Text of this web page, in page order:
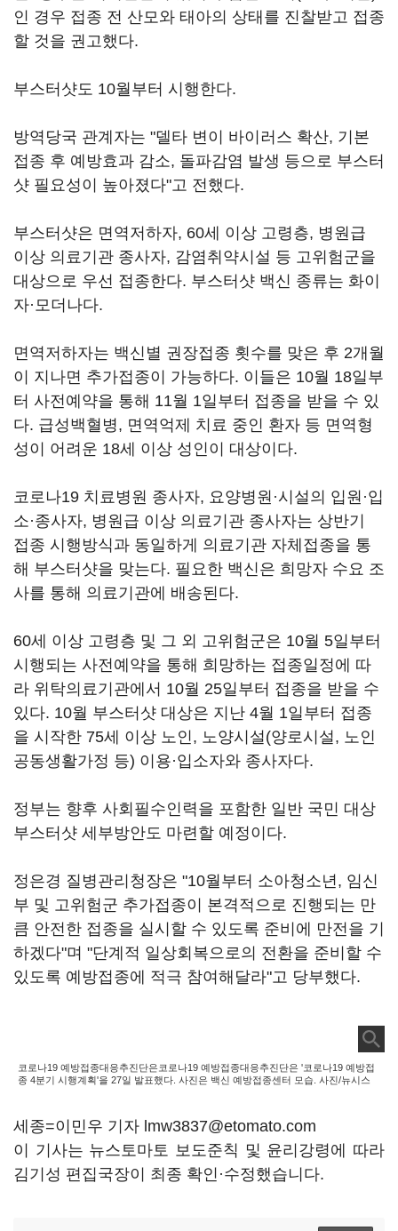
인 경우 접종 전 산모와 태아의 상태를 진찰받고 접종
할 것을 권고했다.
부스터샷도 10월부터 시행한다.
방역당국 관계자는 "델타 변이 바이러스 확산, 기본
접종 후 예방효과 감소, 돌파감염 발생 등으로 부스터
샷 필요성이 높아졌다"고 전했다.
부스터샷은 면역저하자, 60세 이상 고령층, 병원급
이상 의료기관 종사자, 감염취약시설 등 고위험군을
대상으로 우선 접종한다. 부스터샷 백신 종류는 화이
자·모더나다.
면역저하자는 백신별 권장접종 횟수를 맞은 후 2개월
이 지나면 추가접종이 가능하다. 이들은 10월 18일부
터 사전예약을 통해 11월 1일부터 접종을 받을 수 있
다. 급성백혈병, 면역억제 치료 중인 환자 등 면역형
성이 어려운 18세 이상 성인이 대상이다.
코로나19 치료병원 종사자, 요양병원·시설의 입원·입
소·종사자, 병원급 이상 의료기관 종사자는 상반기
접종 시행방식과 동일하게 의료기관 자체접종을 통
해 부스터샷을 맞는다. 필요한 백신은 희망자 수요 조
사를 통해 의료기관에 배송된다.
60세 이상 고령층 및 그 외 고위험군은 10월 5일부터
시행되는 사전예약을 통해 희망하는 접종일정에 따
라 위탁의료기관에서 10월 25일부터 접종을 받을 수
있다. 10월 부스터샷 대상은 지난 4월 1일부터 접종
을 시작한 75세 이상 노인, 노양시설(양로시설, 노인
공동생활가정 등) 이용·입소자와 종사자다.
정부는 향후 사회필수인력을 포함한 일반 국민 대상
부스터샷 세부방안도 마련할 예정이다.
정은경 질병관리청장은 "10월부터 소아청소년, 임신
부 및 고위험군 추가접종이 본격적으로 진행되는 만
큼 안전한 접종을 실시할 수 있도록 준비에 만전을 기
하겠다"며 "단계적 일상회복으로의 전환을 준비할 수
있도록 예방접종에 적극 참여해달라"고 당부했다.
코로나19 예방접종대응추진단은코로나19 예방접종대응추진단은 '코로나19 예방접
종 4분기 시행계획'을 27일 발표했다. 사진은 백신 예방접종센터 모습. 사진/뉴시스
세종=이민우 기자 lmw3837@etomato.com
이 기사는 뉴스토마토 보도준칙 및 윤리강령에 따라
김기성 편집국장이 최종 확인·수정했습니다.